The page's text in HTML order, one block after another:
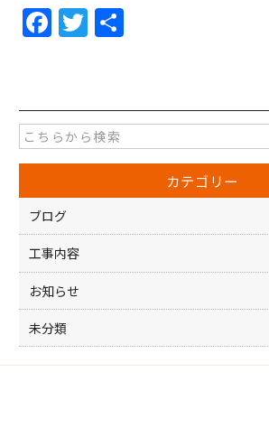
F
a
e
b
o
o
k
T
w
er
カテゴリー
ブログ
工事内容
お知らせ
未分類